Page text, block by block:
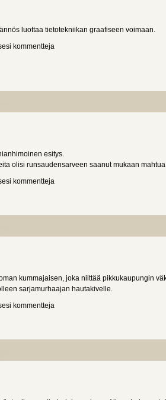
luottaa tietotekniikan graafiseen voimaan.
kommentteja
esitys.
olisi runsaudensarveen saanut mukaan
kommentteja
kummajaisen, joka niittää pikkukaupungin
sarjamurhaajan hautakivelle.
kommentteja